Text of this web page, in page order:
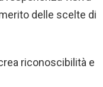
delle scelte di
riconoscibilità e